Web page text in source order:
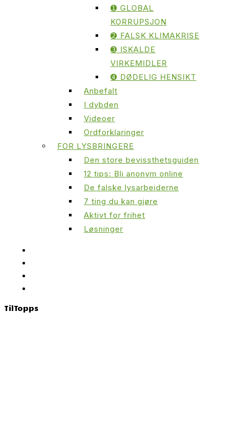
➊ GLOBAL
KORRUPSJON
➋ FALSK KLIMAKRISE
➌ ISKALDE
VIRKEMIDLER
➍ DØDELIG HENSIKT
Anbefalt
I dybden
Videoer
Ordforklaringer
FOR LYSBRINGERE
Den store bevissthetsguiden
12 tips: Bli anonym online
De falske lysarbeiderne
7 ting du kan gjøre
Aktivt for frihet
Løsninger
TilTopps